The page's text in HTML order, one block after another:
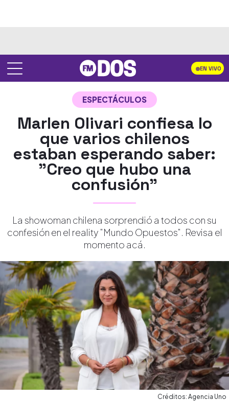
EN VIVO
ESPECTÁCULOS
Marlen Olivari confiesa lo
que varios chilenos
estaban esperando saber:
"Creo que hubo una
confusión"
La showoman chilena sorprendió a todos con su
confesión en el reality "Mundo Opuestos". Revisa el
momento acá.
Créditos: Agencia Uno